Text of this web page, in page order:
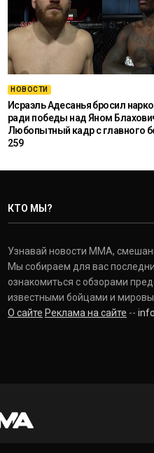
НОВОСТИ
Исраэль Адесанья бросил
ради победы над Яном
Любопытный кадр с главного
259
КТО МЫ?
Узнавай новости ММА,
Мы собираем для вас
ознакомиться с обзорами
известными бойцами и
О сайте Реклама на сайте --